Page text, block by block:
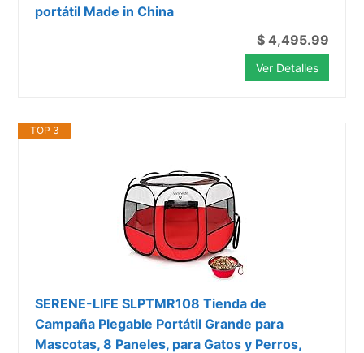
portátil Made in China
$ 4,495.99
Ver Detalles
TOP 3
SERENE-LIFE SLPTMR108 Tienda de
Campaña Plegable Portátil Grande para
Mascotas, 8 Paneles, para Gatos y Perros,